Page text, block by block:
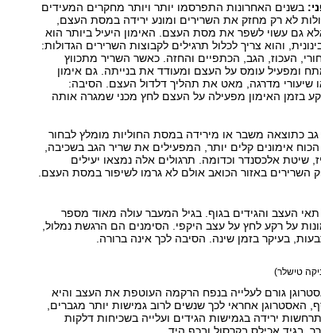
בשנים האחרונות התפרסמו יותר ויותר מחקרים המעידים
לא רק מחזק את השרירים ומונע ירידה במסת העצם,
גם עשוי לשפר את מסת העצם. האימון היעיל ביותר הוא
והוא צריך לכלול תרגילים לקבוצות השרירים הגדולות:
העכוז, הגב, הכתפיים והחזה. כאשר השריר מתכווץ
ומפעיל עומס על העצם ומעודד את בנייתה. גם אימון
שיעורי מדרגה, מאט את תהליך דלדול העצם. הסיבה:
בזמן האימון מפעילה על העצם לחץ מכני שמגרה אותה
כתוצאה משבר או מירידה במסת החוליות מומלץ לבחור
הכוח אימונים קלים יותר, המפעילים את שריר הגב בשכיבה,
שיטת אלכסנדר וכדומה. תרגולים אלה נמצאו יעילים
השרירים באזור הכואב אולם לא גרמו לשיפור במסת העצם.
העצב והגידים בגוף. בגיל המעבר עולה מאוד מספר
על רקע לחץ על עצב היקפי. הסימנים הם הרגשת נמלול,
בעיקר בזמן שינה. הסיבה לכך אינה ברורה.
טישלר)
גורם לעלייה בנפח הרקמה העוטפת את העצב והיא
האסטרוגן אחראי לכך שנשים לרוב גמישות יותר מגברים,
ירידה בגמישות הגידים ועלייה בשכיחות דלקות